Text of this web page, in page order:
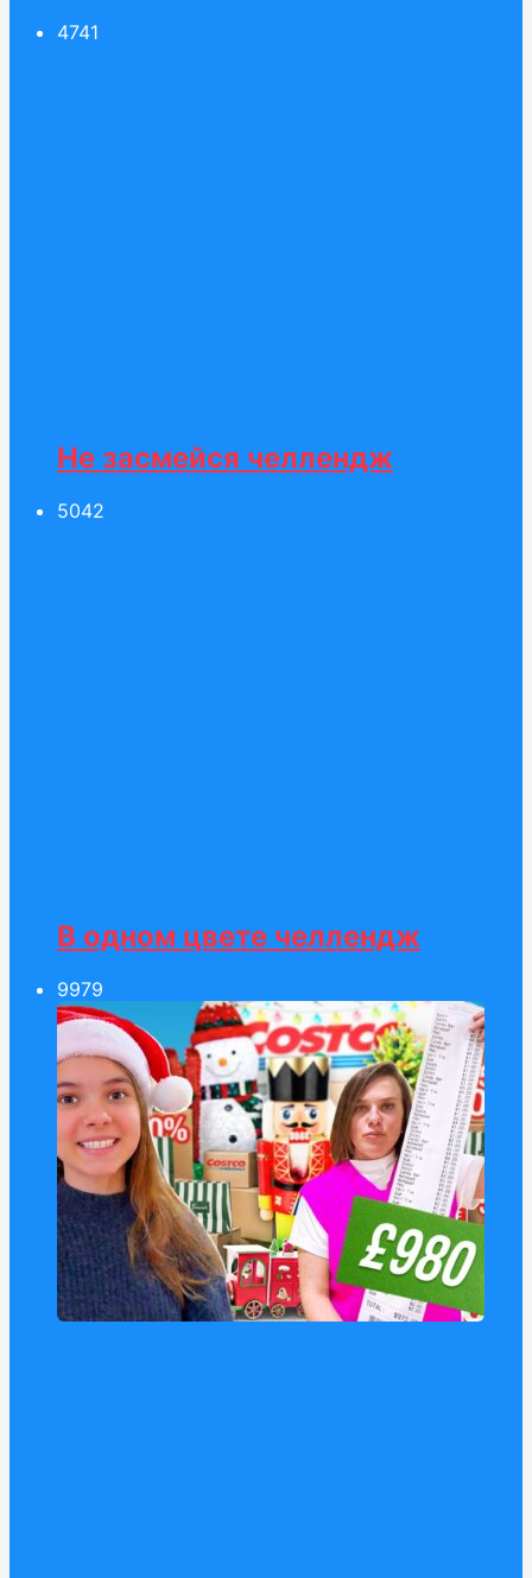
4741
Не засмейся челлендж
5042
В одном цвете челлендж
9979